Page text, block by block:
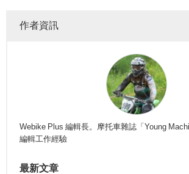
作者資訊
Webike Plus 編輯長。摩托車雜誌「Young
編輯工作經驗
最新文章